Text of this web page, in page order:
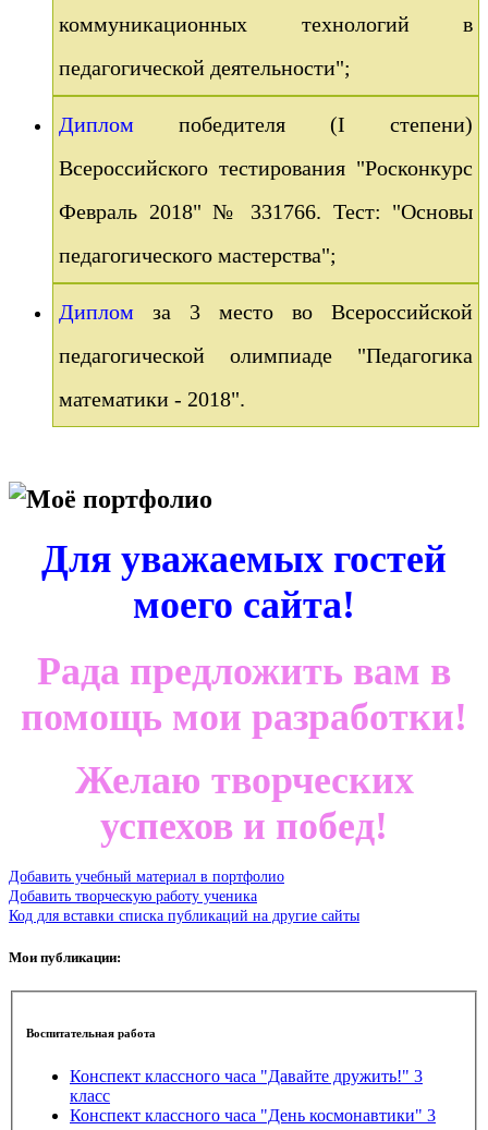
коммуникационных технологий в
педагогической деятельности";
Диплом
победителя (I степени)
Всероссийского тестирования "Росконкурс
Февраль 2018" № 331766. Тест: "Основы
педагогического мастерства";
Диплом
за 3 место во Всероссийской
педагогической олимпиаде "Педагогика
математики - 2018".
Моё портфолио
Для уважаемых гостей
моего сайта!
Рада предложить вам в
помощь мои разработки!
Желаю творческих
успехов и побед!
Добавить учебный материал в портфолио
Добавить творческую работу ученика
Код для вставки списка публикаций на другие сайты
Мои публикации:
Воспитательная работа
Конспект классного часа "Давайте дружить!" 3
класс
Конспект классного часа "День космонавтики" 3